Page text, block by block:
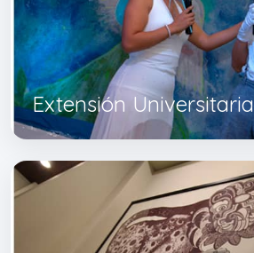
Extensión Universitaria